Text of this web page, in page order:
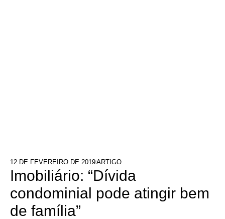
12 DE FEVEREIRO DE 2019ARTIGO
Imobiliário: “Dívida
condominial pode atingir bem
de família”